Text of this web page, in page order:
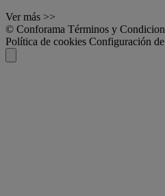
Ver más >>
© Conforama Términos y
Política de cookies Configuración